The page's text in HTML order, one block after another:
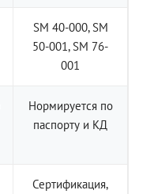
SM 40-000, SM
50-001, SM 76-
001
Нормируется по
паспорту и КД
Сертификация,